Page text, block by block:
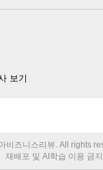
보기
즈니스리뷰. All rights
재배포 및 AI학습 이용 금지